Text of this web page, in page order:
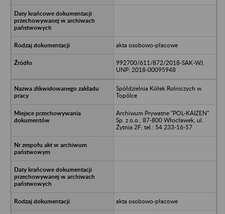
akta osobowo-płacowe
992700/611/872/2018-SAK-WJ,
UNP: 2018-00095948
Spółdzielnia Kółek Rolniczych w
Topólce
Archiwum Prywatne "POL-KAIZEN"
Sp. z o.o., 87-800 Włocławek, ul.
Żytnia 2F; tel.: 54 233-16-57
akta osobowo-płacowe